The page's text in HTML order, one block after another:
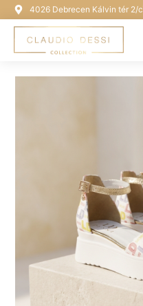
4026 Debrecen Kálvin tér 2/c